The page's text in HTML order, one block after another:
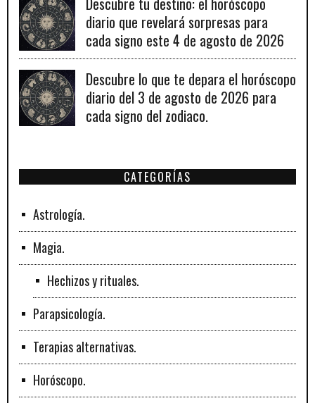
diario que revelará sorpresas para
cada signo este 4 de agosto de 2026
Descubre lo que te depara el horóscopo
diario del 3 de agosto de 2026 para
cada signo del zodiaco.
CATEGORÍAS
Astrología.
Magia.
Hechizos y rituales.
Parapsicología.
Terapias alternativas.
Horóscopo.